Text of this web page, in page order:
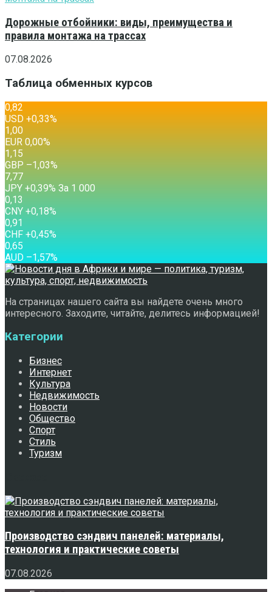
Дорожные отбойники: виды, преимущества и
правила монтажа на трассах
07.08.2026
Таблица обменных курсов
0,82
USD +0,33%
1,00
EUR 0,00%
1,15
GBP –1,03%
7,77
JPY +0,39% За 1 000
0,13
CNY +0,18%
0,91
CHF +0,45%
0,65
AUD –1,57%
На страницах нашего сайта вы найдете очень много
интересного. Заходите, читайте, делитесь информацией!
Категории
Бизнес
Интернет
Культура
Недвижимость
Новости
Общество
Спорт
Стиль
Туризм
Производство сэндвич панелей: материалы,
технология и практические советы
07.08.2026